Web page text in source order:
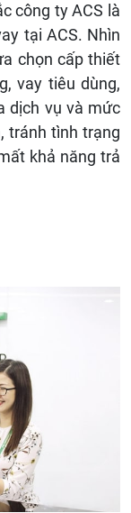
công ty ACS là
tại ACS. Nhìn
chọn cấp thiết
vay tiêu dùng,
dịch vụ và mức
tránh tình trạng
khả năng trả